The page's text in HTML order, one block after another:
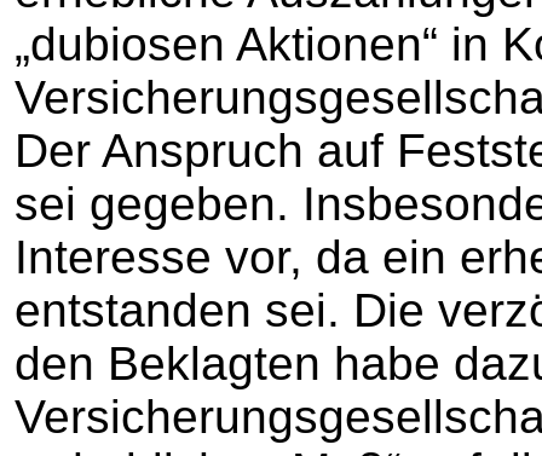
„dubiosen Aktionen“ in
Der Anspruch auf
sei gegeben.
Interesse vor, da ein
entstanden sei. Die
den Beklagten habe